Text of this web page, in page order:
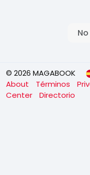
© 2026 MAGABOOK
About
Términos
Center
Directorio